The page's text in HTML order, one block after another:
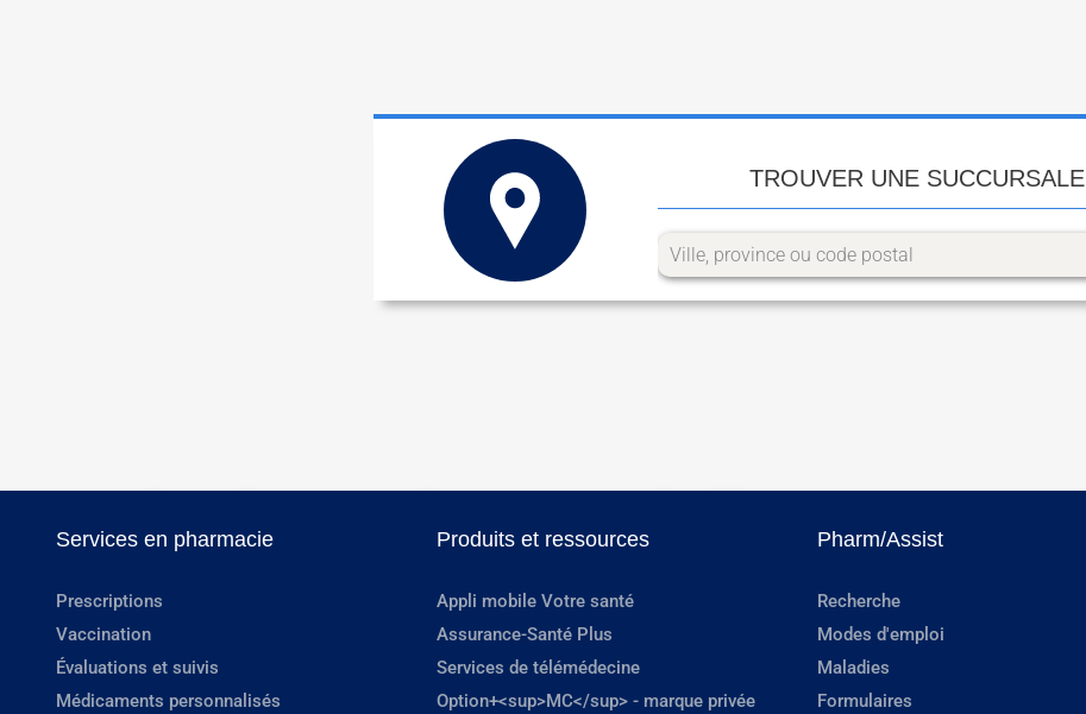
TROUVER UNE SUCCURSALE
Services en pharmacie
Prescriptions
Vaccination
Évaluations et suivis
Médicaments personnalisés
Produits et ressources
Appli mobile Votre santé
Assurance-Santé Plus
Services de télémédecine
Option+<sup>MC</sup> - marque privée
Pharm/Assist
Recherche
Modes d'emploi
Maladies
Formulaires